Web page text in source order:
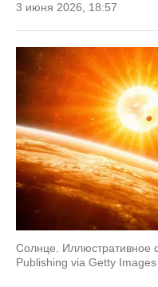
3 июня 2026, 18:57
Солнце. Иллюстративное
Publishing via Getty Images